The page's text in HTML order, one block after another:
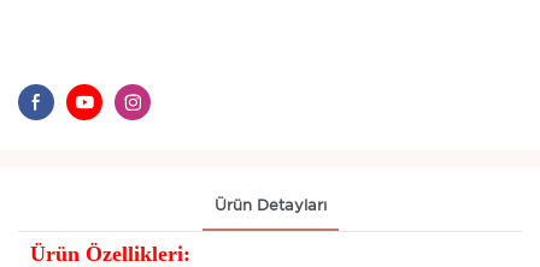
Ürün Detayları
Ürün Özellikleri: